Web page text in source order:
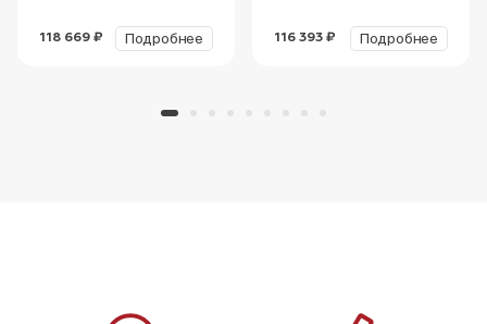
118 669 ₽ Подробнее 116 393 ₽ Подробнее